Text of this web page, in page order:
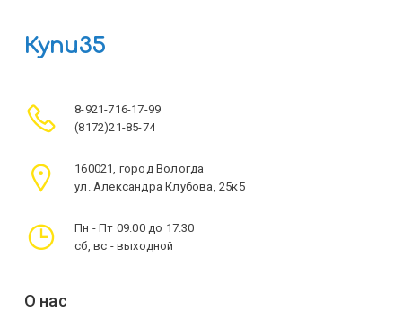
Купи35
8-921-716-17-99
(8172)21-85-74
160021, город Вологда
ул. Александра Клубова, 25к5
Пн - Пт 09.00 до 17.30
сб, вс - выходной
О нас